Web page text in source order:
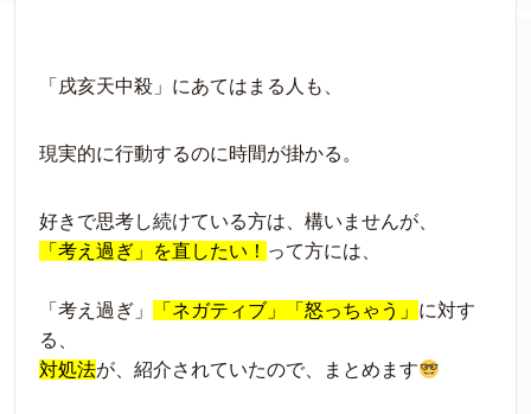
「戌亥天中殺」にあてはまる人も、
現実的に行動するのに時間が掛かる。
好きで思考し続けている方は、構いませんが、
「考え過ぎ」を直したい！ って方には、
「考え過ぎ」 「ネガティブ」「怒っちゃう」 に対す
る、
対処法が、紹介されていたので、まとめます